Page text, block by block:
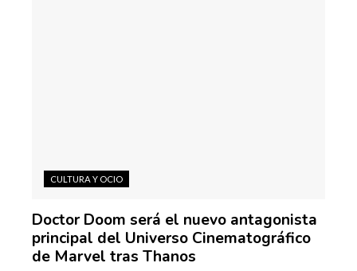
CULTURA Y OCIO
Doctor Doom será el nuevo antagonista
principal del Universo Cinematográfico
de Marvel tras Thanos